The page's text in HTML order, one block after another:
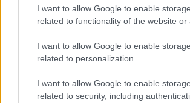
I want to allow Google to enable storage
related to functionality of the website or
I want to allow Google to enable storage
related to personalization.
I want to allow Google to enable storage
related to security, including